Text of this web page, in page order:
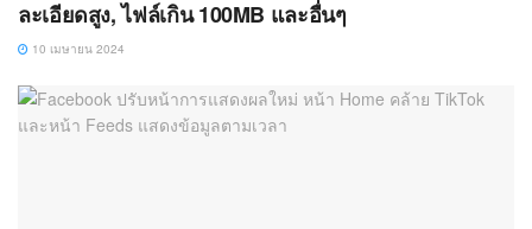
ละเอียดสูง, ไฟล์เกิน 100MB และอื่นๆ
10 เมษายน 2024